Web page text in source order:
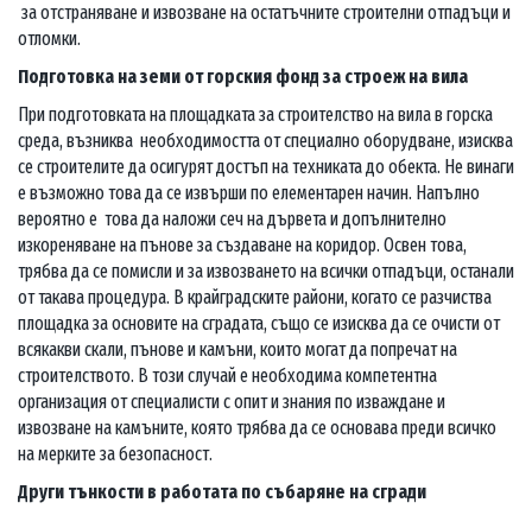
за отстраняване и извозване на остатъчните строителни отпадъци и
отломки.
Подготовка на земи от горския фонд за строеж на вила
При подготовката на площадката за строителство на вила в горска
среда, възниква необходимостта от специално оборудване, изисква
се строителите да осигурят достъп на техниката до обекта. Не винаги
е възможно това да се извърши по елементарен начин. Напълно
вероятно е това да наложи сеч на дървета и допълнително
изкореняване на пънове за създаване на коридор. Освен това,
трябва да се помисли и за извозването на всички отпадъци, останали
от такава процедура. В крайградските райони, когато се разчиства
площадка за основите на сградата, също се изисква да се очисти от
всякакви скали, пънове и камъни, които могат да попречат на
строителството. В този случай е необходима компетентна
организация от специалисти с опит и знания по изваждане и
извозване на камъните, която трябва да се основава преди всичко
на мерките за безопасност.
Други тънкости в работата по събаряне на сгради